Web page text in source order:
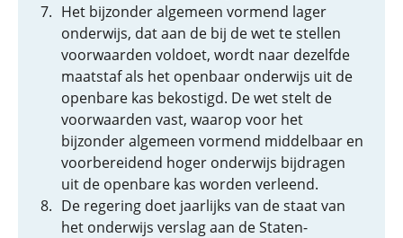
Het bijzonder algemeen vormend lager
onderwijs, dat aan de bij de wet te stellen
voorwaarden voldoet, wordt naar dezelfde
maatstaf als het openbaar onderwijs uit de
openbare kas bekostigd. De wet stelt de
voorwaarden vast, waarop voor het
bijzonder algemeen vormend middelbaar en
voorbereidend hoger onderwijs bijdragen
uit de openbare kas worden verleend.
De regering doet jaarlijks van de staat van
het onderwijs verslag aan de Staten-